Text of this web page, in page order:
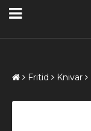
Fritid Knivar